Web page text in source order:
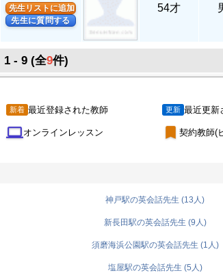
先生リストに追加
先生に質問する
54才
1 - 9 (全9件)
新着 最近登録された教師 更新 最近更新
computerオンラインレッスン turned_in 契約教師(
神戸駅の英会話先生 (13人)
新長田駅の英会話先生 (9人)
須磨海浜公園駅の英会話先生 (1人)
塩屋駅の英会話先生 (5人)